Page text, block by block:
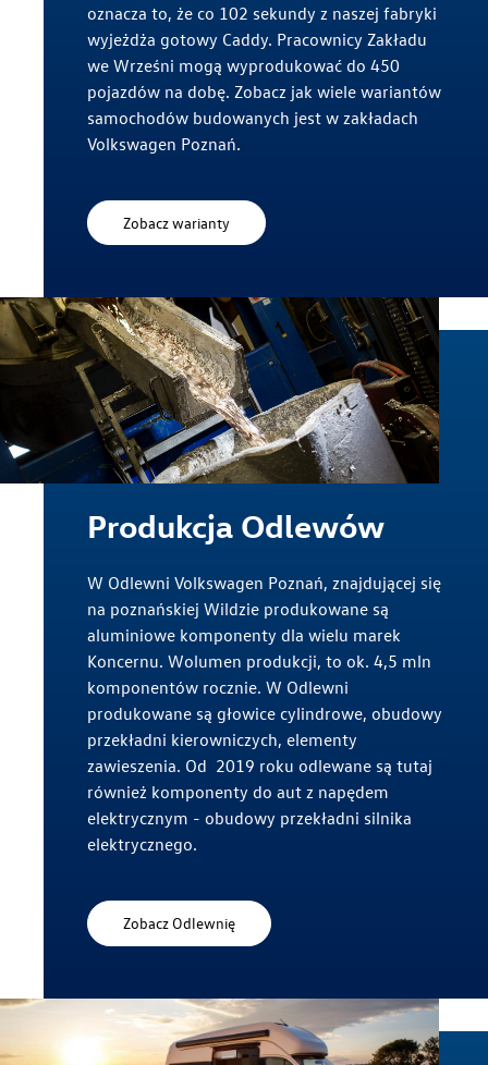
oznacza to, że co 102 sekundy z naszej fabryki
wyjeżdża gotowy Caddy. Pracownicy Zakładu
we Wrześni mogą wyprodukować do 450
pojazdów na dobę. Zobacz jak wiele wariantów
samochodów budowanych jest w zakładach
Volkswagen Poznań.
Zobacz warianty
Produkcja Odlewów
W Odlewni Volkswagen Poznań, znajdującej się
na poznańskiej Wildzie produkowane są
aluminiowe komponenty dla wielu marek
Koncernu. Wolumen produkcji, to ok. 4,5 mln
komponentów rocznie. W Odlewni
produkowane są głowice cylindrowe, obudowy
przekładni kierowniczych, elementy
zawieszenia. Od 2019 roku odlewane są tutaj
również komponenty do aut z napędem
elektrycznym - obudowy przekładni silnika
elektrycznego.
Zobacz Odlewnię